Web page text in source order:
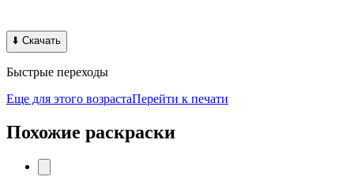
⬇️ Скачать
Быстрые переходы
Еще для этого возрастаПерейти к печати
Похожие раскраски